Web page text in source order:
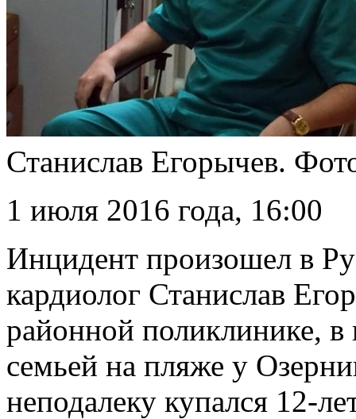
Станислав Егорычев.
1 июля 2016 года, 16:00
Инцидент произошел в
кардиолог Станислав
районной поликлинике,
семьей на пляже у
неподалеку купался 12-